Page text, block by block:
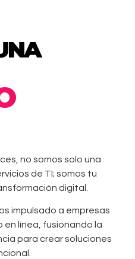
no somos solo una
de TI; somos tu
digital.
impulsado a empresas
en línea, fusionando la
para crear soluciones